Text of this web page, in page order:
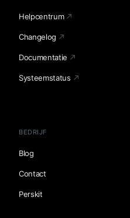
Helpcentrum
Changelog
Documentatie
Systeemstatus
BEDRIJF
Blog
Contact
Perskit